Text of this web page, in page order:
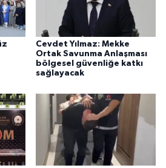
Cevdet Yılmaz: Mekke
Ortak Savunma Anlaşması
bölgesel güvenliğe katkı
sağlayacak